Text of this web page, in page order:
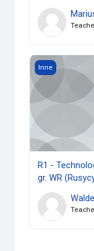
R1 -
Inne
R1 -
gr. WR